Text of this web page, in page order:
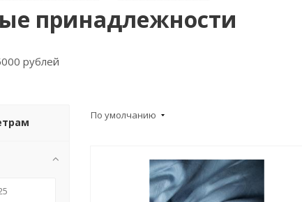
принадлежности
рублей
По умолчанию